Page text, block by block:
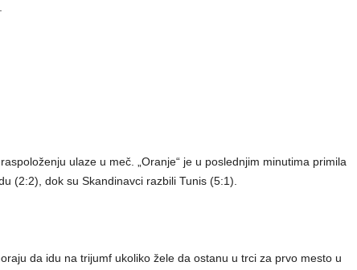
ulaze u meč. „Oranje“ je u poslednjim minutima primila
(2:2), dok su Skandinavci razbili Tunis (5:1).
da idu na trijumf ukoliko žele da ostanu u trci za prvo mesto u